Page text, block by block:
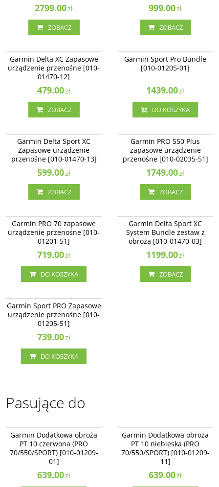
2799.00zł
ZOBACZ
999.00zł
ZOBACZ
Garmin Delta XC Zapasowe
urządzenie przenośne [010-
01470-12]
479.00zł
ZOBACZ
BESTSELLER NAJLEPSZE
Garmin Sport Pro Bundle
[010-01205-01]
1439.00zł
DO KOSZYKA
Garmin Delta Sport XC
Zapasowe urządzenie
przenośne [010-01470-13]
599.00zł
ZOBACZ
Garmin PRO 550 Plus
zapasowe urządzenie
przenośne [010-02035-51]
1749.00zł
ZOBACZ
Garmin PRO 70 zapasowe
urządzenie przenośne [010-
01201-51]
719.00zł
DO KOSZYKA
Garmin Delta Sport XC
System Bundle zestaw z
obrożą [010-01470-03]
1199.00zł
ZOBACZ
Garmin Sport PRO Zapasowe
urządzenie przenośne [010-
01205-51]
739.00zł
DO KOSZYKA
Pasujące do
NAJLEPSZE
Garmin Dodatkowa obroża
PT 10 czerwona (PRO
70/550/SPORT) [010-01209-
01]
639.00zł
NAJLEPSZE
Garmin Dodatkowa obroża
PT 10 niebieska (PRO
70/550/SPORT) [010-01209-
11]
639.00zł